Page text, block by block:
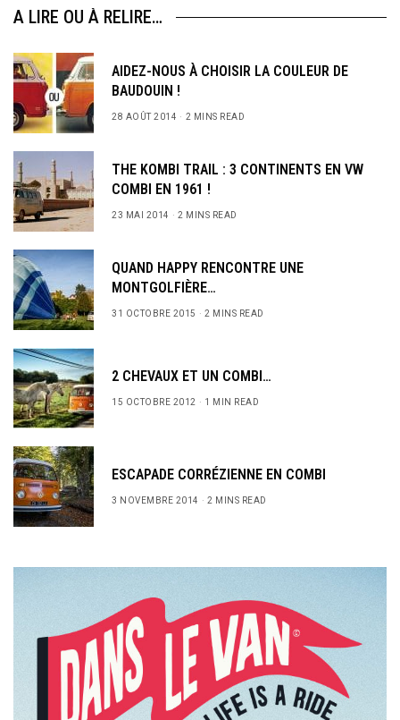
A LIRE OU À RELIRE…
AIDEZ-NOUS À CHOISIR LA COULEUR DE
BAUDOUIN !
28 AOÛT 2014 2 MINS READ
THE KOMBI TRAIL : 3 CONTINENTS EN VW
COMBI EN 1961 !
23 MAI 2014 2 MINS READ
QUAND HAPPY RENCONTRE UNE
MONTGOLFIÈRE…
31 OCTOBRE 2015 2 MINS READ
2 CHEVAUX ET UN COMBI…
15 OCTOBRE 2012 1 MIN READ
ESCAPADE CORRÉZIENNE EN COMBI
3 NOVEMBRE 2014 2 MINS READ